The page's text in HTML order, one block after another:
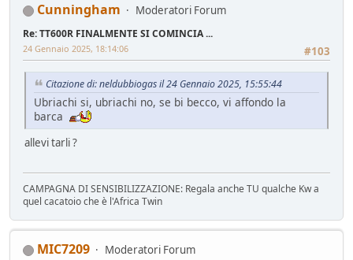
Cunningham Moderatori Forum
Re: TT600R FINALMENTE SI COMINCIA ...
#103
24 Gennaio 2025, 18:14:06
Citazione di: neldubbiogas il 24 Gennaio 2025, 15:55:44
Ubriachi si, ubriachi no, se bi becco, vi affondo la
barca
allevi tarli ?
CAMPAGNA DI SENSIBILIZZAZIONE: Regala anche TU qualche Kw a
quel cacatoio che è l'Africa Twin
MIC7209 Moderatori Forum